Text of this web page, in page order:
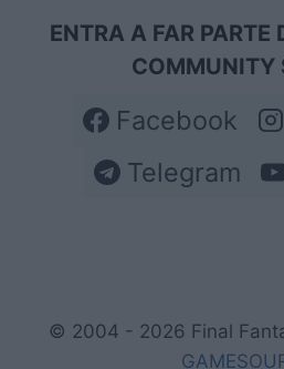
ENTRA A FAR PARTE
COMMUNITY
Facebook
Telegram
© 2004 - 2026 Final